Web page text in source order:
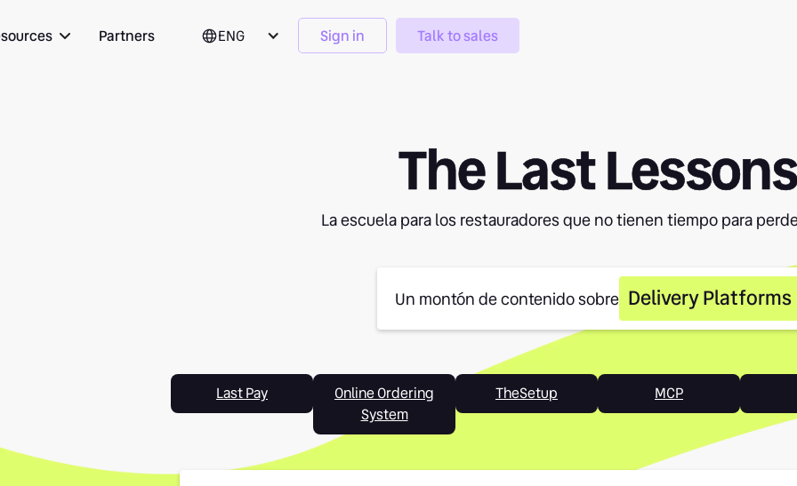
Partners ENG Sign in Talk to sales
The Last Lessons
La escuela para los restauradores que no tienen tiempo para
Un montón de contenido sobre Delivery Platforms
Last Pay
Online Ordering
System
TheSetup MCP